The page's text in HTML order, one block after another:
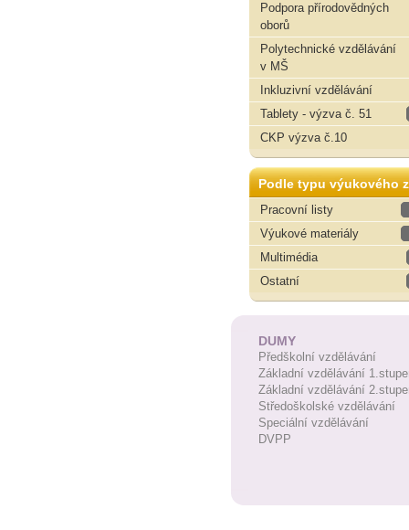
Podpora přírodovědných
oborů
Polytechnické vzdělávání
v MŠ
Inkluzivní vzdělávání
Tablety - výzva č. 51
CKP výzva č.10
Podle typu výukového
Pracovní listy
Výukové materiály
Multimédia
Ostatní
DUMY
Předškolní vzdělávání
Základní vzdělávání
Základní vzdělávání
Středoškolské vzdělávání
Speciální vzdělávání
DVPP